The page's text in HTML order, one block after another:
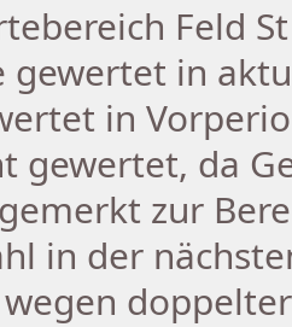
Feld
gewertet in
in
gewertet, da
zur
in der